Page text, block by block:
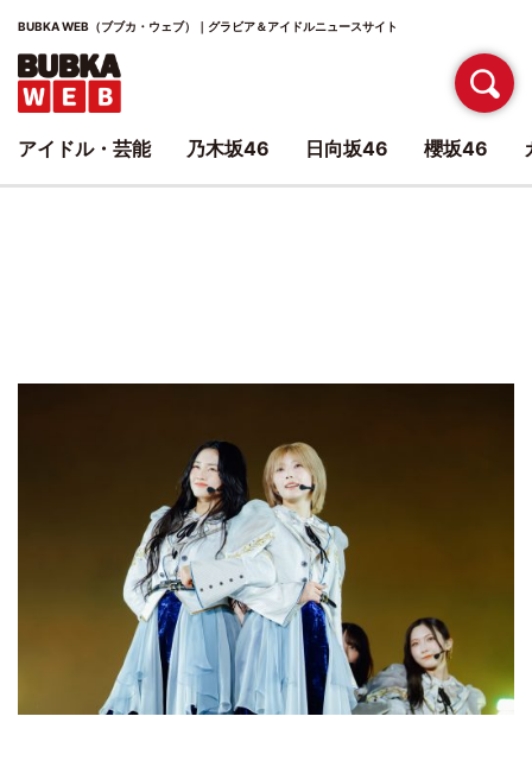
BUBKA WEB（ブブカ・ウェブ）｜グラビア＆アイドルニュースサイト
アイドル・芸能 乃木坂46 日向坂46 櫻坂46